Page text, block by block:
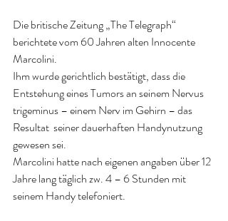
Die britische Zeitung „The Telegraph“
berichtete vom 60 Jahren alten Innocente
Marcolini.
Ihm wurde gerichtlich bestätigt, dass die
Entstehung eines Tumors an seinem Nervus
trigeminus – einem Nerv im Gehirn – das
Resultat  seiner dauerhaften Handynutzung
gewesen sei.
Marcolini hatte nach eigenen angaben über 12
Jahre lang täglich zw. 4 – 6 Stunden mit
seinem Handy telefoniert.